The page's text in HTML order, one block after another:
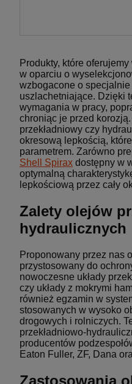
Produkty, które
w oparciu o
wzbogacone o
uszlachetniające. Dzięki
wymagania w pracy,
chroniąc je przed
przekładniowy czy
okresową lepkością,
parametrem. Zarówno
Shell Spirax dostępny w
optymalną
lepkościową przez cały
Zalety olejów
hydraulicznych
Proponowany przez nas
przystosowany do
nowoczesne układy
czy układy z mokrymi
również egzamin w
stosowanych w wysoko
drogowych i rolniczych.
przekładniowo-
producentów
Eaton Fuller, ZF, Dana
Zastosowania